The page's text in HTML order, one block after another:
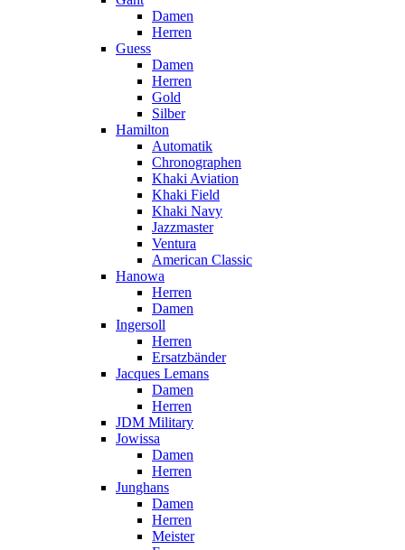
Damen
Herren
Guess
Damen
Herren
Gold
Silber
Hamilton
Automatik
Chronographen
Khaki Aviation
Khaki Field
Khaki Navy
Jazzmaster
Ventura
American Classic
Hanowa
Herren
Damen
Ingersoll
Herren
Ersatzbänder
Jacques Lemans
Damen
Herren
JDM Military
Jowissa
Damen
Herren
Junghans
Damen
Herren
Meister